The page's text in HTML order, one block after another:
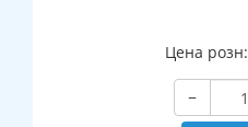
Цена розн:
−